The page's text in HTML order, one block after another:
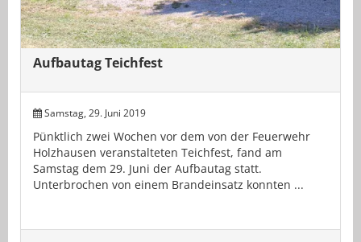
Aufbautag Teichfest
Samstag, 29. Juni 2019
Pünktlich zwei Wochen vor dem von der Feuerwehr
Holzhausen veranstalteten Teichfest, fand am
Samstag dem 29. Juni der Aufbautag statt.
Unterbrochen von einem Brandeinsatz konnten ...